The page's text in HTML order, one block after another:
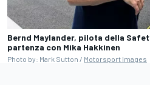
Bernd Maylander, pilota della
partenza con Mika Hakkinen
Photo by: Mark Sutton / Motorsport Images